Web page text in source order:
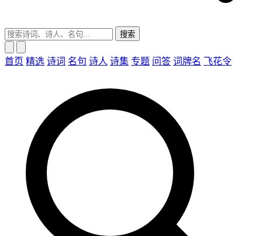
搜索
首页 精选 诗词 名句 诗人 诗集 专题 问答 词牌名 飞花令